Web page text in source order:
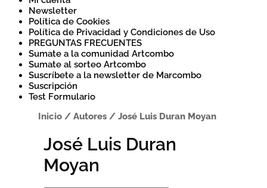
Newsletter
Política de Cookies
Política de Privacidad y Condiciones de Uso
PREGUNTAS FRECUENTES
Sumate a la comunidad Artcombo
Sumate al sorteo Artcombo
Suscríbete a la newsletter de Marcombo
Suscripción
Test Formulario
Inicio /Autores /José Luis Duran Moyan
José Luis Duran
Moyan